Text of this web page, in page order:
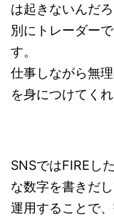
は起きないんだ
別にトレーダー
す。
仕事しながら無
を身につけてく
SNSではFIREし
な数字を書きだ
運用することで